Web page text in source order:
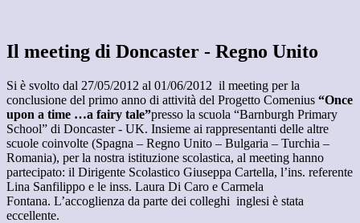
Il meeting di Doncaster - Regno Unito
Si è svolto dal 27/05/2012 al 01/06/2012 il meeting per la
conclusione del primo anno di attività del Progetto Comenius “Once
upon a time …a fairy tale”presso la scuola “Barnburgh Primary
School” di Doncaster - UK. Insieme ai rappresentanti delle altre
scuole coinvolte (Spagna – Regno Unito – Bulgaria – Turchia –
Romania), per la nostra istituzione scolastica, al meeting hanno
partecipato: il Dirigente Scolastico Giuseppa Cartella, l’ins. referente
Lina Sanfilippo e le inss. Laura Di Caro e Carmela
Fontana. L’accoglienza da parte dei colleghi inglesi è stata
eccellente.